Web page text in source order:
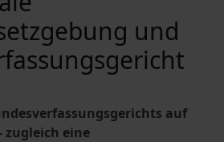
und
auf
zugleich eine